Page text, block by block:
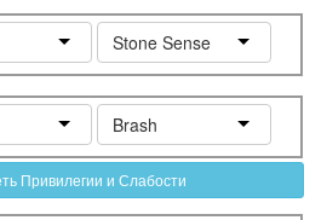
Stone Sense
Brash
Привилегии и Слабости